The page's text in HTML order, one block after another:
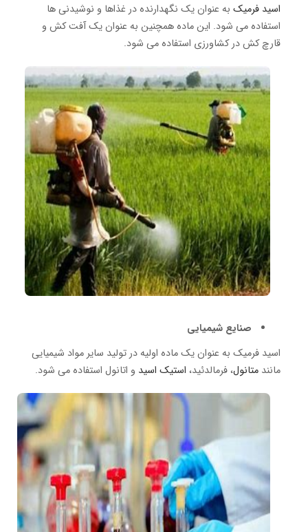
اسید فرمیک به عنوان یک نگهدارنده در غذاها و نوشیدنی ها
استفاده می شود. این ماده همچنین به عنوان یک آفت کش و
قارچ کش در کشاورزی استفاده می شود.
صنایع شیمیایی
اسید فرمیک به عنوان یک ماده اولیه در تولید سایر مواد شیمیایی
مانند متانول، فرمالدئید، استیک اسید و اتانول استفاده می شود.